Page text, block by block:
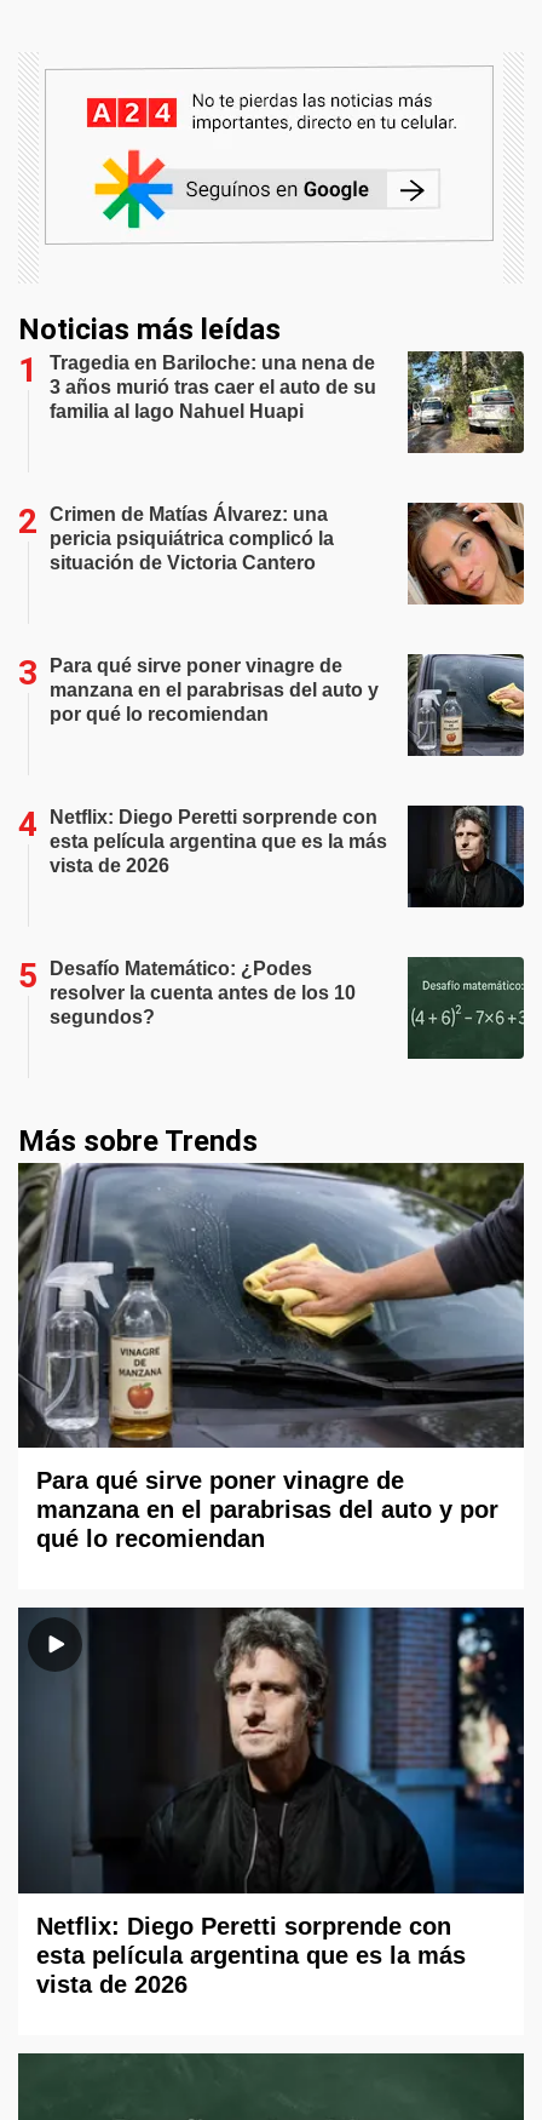
Noticias más leídas
Tragedia en Bariloche: una nena de
3 años murió tras caer el auto de su
familia al lago Nahuel Huapi
Crimen de Matías Álvarez: una
pericia psiquiátrica complicó la
situación de Victoria Cantero
Para qué sirve poner vinagre de
manzana en el parabrisas del auto y
por qué lo recomiendan
Netflix: Diego Peretti sorprende con
esta película argentina que es la más
vista de 2026
Desafío Matemático: ¿Podes
resolver la cuenta antes de los 10
segundos?
Más sobre Trends
Para qué sirve poner vinagre de
manzana en el parabrisas del auto y por
qué lo recomiendan
Netflix: Diego Peretti sorprende con
esta película argentina que es la más
vista de 2026